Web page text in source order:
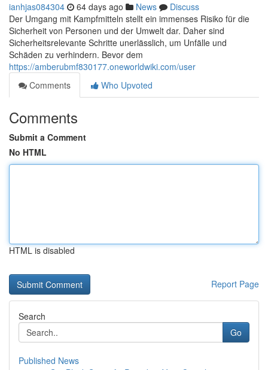
ianhjas084304 64 days ago News
Discuss
Der Umgang mit Kampfmitteln stellt ein immenses Risiko für die
Sicherheit von Personen und der Umwelt dar. Daher sind
Sicherheitsrelevante Schritte unerlässlich, um Unfälle und
Schäden zu verhindern. Bevor dem
https://amberubmf830177.oneworldwiki.com/user
Comments
Who Upvoted
Comments
Submit a Comment
No HTML
HTML is disabled
Report Page
Search
Go
Published News